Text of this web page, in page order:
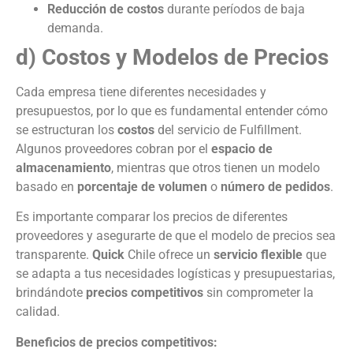
Reducción de costos durante períodos de baja
demanda.
d) Costos y Modelos de Precios
Cada empresa tiene diferentes necesidades y
presupuestos, por lo que es fundamental entender cómo
se estructuran los costos del servicio de Fulfillment.
Algunos proveedores cobran por el espacio de
almacenamiento, mientras que otros tienen un modelo
basado en porcentaje de volumen o número de pedidos.
Es importante comparar los precios de diferentes
proveedores y asegurarte de que el modelo de precios sea
transparente. Quick Chile ofrece un servicio flexible que
se adapta a tus necesidades logísticas y presupuestarias,
brindándote precios competitivos sin comprometer la
calidad.
Beneficios de precios competitivos: